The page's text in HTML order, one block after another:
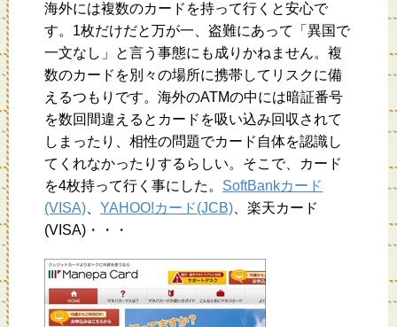
海外には複数のカードを持って行くと安心で
す。1枚だけだと万が一、盗難にあって「異国で
一文なし」と言う事態にも成りかねません。複
数のカードを別々の場所に携帯してリスクに備
えるつもりです。海外のATMの中には暗証番号
を数回間違えるとカードを吸い込み回収されて
しまったり、相性の問題でカード自体を認識し
てくれなかったりするらしい。そこで、カード
を4枚持って行く事にした。 SoftBankカード
(VISA)
YAHOO!カード(JCB) 、楽天カード
(VISA)・・・